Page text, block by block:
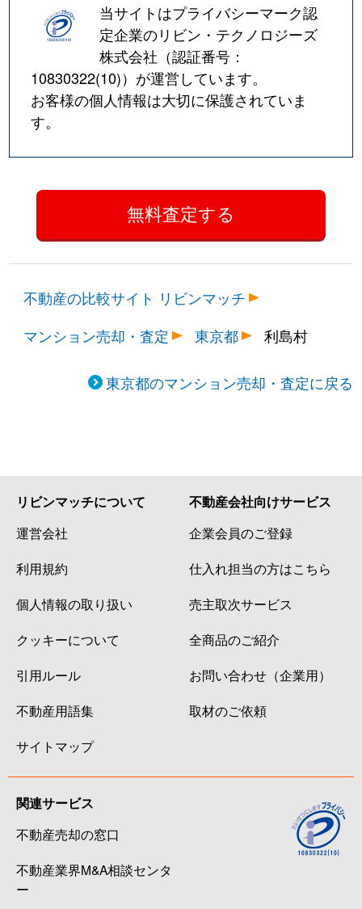
当サイトはプライバシーマーク認
定企業のリビン・テクノロジーズ
株式会社（認証番号：
10830322(10)）が運営しています。
お客様の個人情報は大切に保護されていま
す。
不動産の比較サイト リビンマッチ
マンション売却・査定
東京都 利島村
東京都のマンション売却・査定に戻る
リビンマッチについて
運営会社
利用規約
個人情報の取り扱い
クッキーについて
引用ルール
不動産用語集
サイトマップ
不動産会社向けサービス
企業会員のご登録
仕入れ担当の方はこちら
売主取次サービス
全商品のご紹介
お問い合わせ（企業用）
取材のご依頼
関連サービス
不動産売却の窓口
不動産業界M&A相談センタ
ー